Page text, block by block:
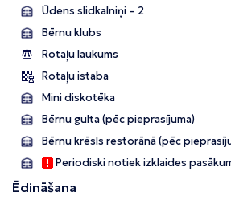
Ūdens slidkalniņi – 2
Bērnu klubs
Rotaļu laukums
Rotaļu istaba
Mini diskotēka
Bērnu gulta (pēc pieprasījuma)
Bērnu krēsls restorānā (pēc
Periodiski notiek izklaides
Ēdināšana